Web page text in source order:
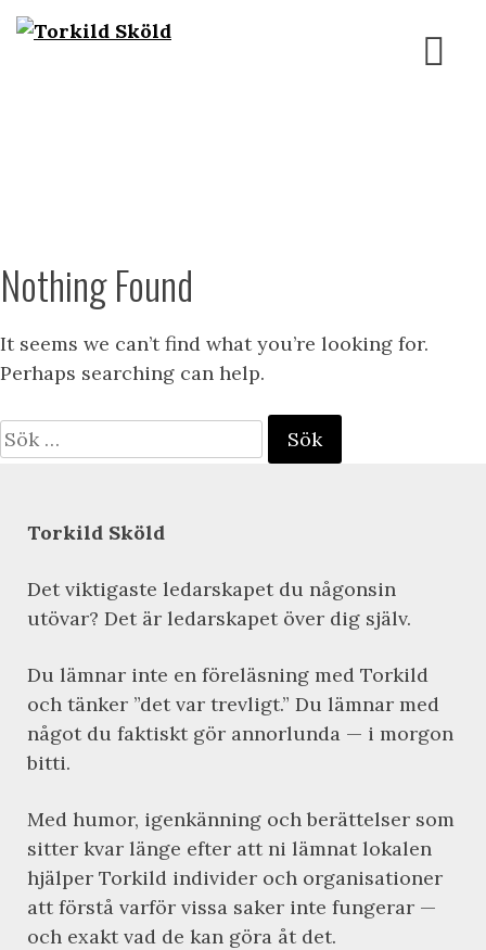
Skip
Nothing Found
It seems we can’t find what you’re looking for.
Perhaps searching can help.
Sök
efter:
Torkild Sköld
Det viktigaste ledarskapet du någonsin
utövar? Det är ledarskapet över dig själv.
Du lämnar inte en föreläsning med Torkild
och tänker ”det var trevligt.” Du lämnar med
något du faktiskt gör annorlunda — i morgon
bitti.
Med humor, igenkänning och berättelser som
sitter kvar länge efter att ni lämnat lokalen
hjälper Torkild individer och organisationer
att förstå varför vissa saker inte fungerar —
och exakt vad de kan göra åt det.